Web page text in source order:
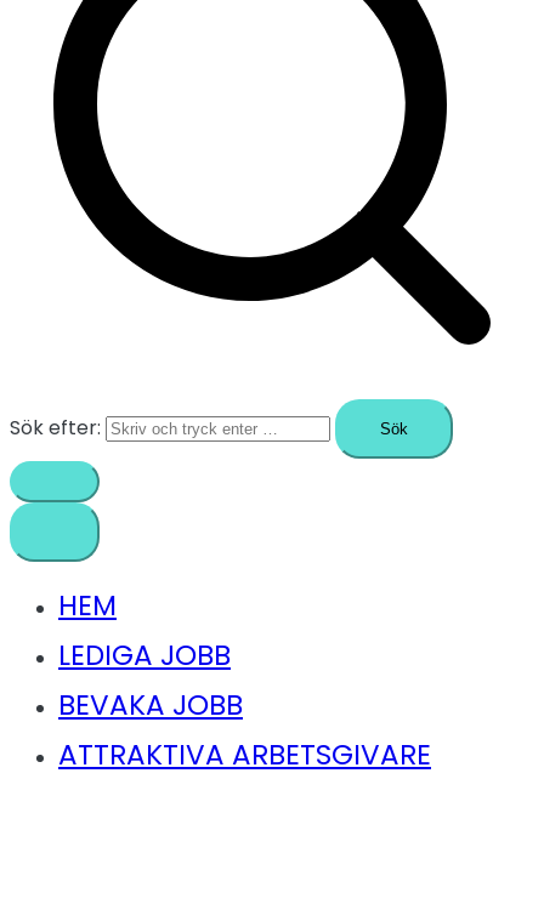
Sök efter:
HEM
LEDIGA JOBB
BEVAKA JOBB
ATTRAKTIVA ARBETSGIVARE